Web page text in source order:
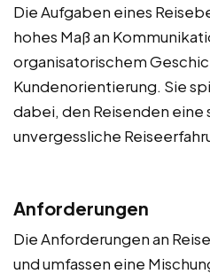
Die Aufgaben eines
hohes Maß an
organisatorischem
Kundenorientierung. Sie
dabei, den Reisenden eine
unvergessliche
Anforderungen
Die Anforderungen an
und umfassen eine